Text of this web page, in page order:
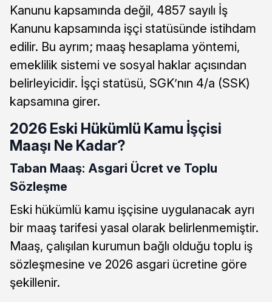
Kanunu kapsamında değil, 4857 sayılı İş
Kanunu kapsamında işçi statüsünde istihdam
edilir. Bu ayrım; maaş hesaplama yöntemi,
emeklilik sistemi ve sosyal haklar açısından
belirleyicidir. İşçi statüsü, SGK’nın 4/a (SSK)
kapsamına girer.
2026 Eski Hükümlü Kamu İşçisi
Maaşı Ne Kadar?
Taban Maaş: Asgari Ücret ve Toplu
Sözleşme
Eski hükümlü kamu işçisine uygulanacak ayrı
bir maaş tarifesi yasal olarak belirlenmemiştir.
Maaş, çalışılan kurumun bağlı olduğu toplu iş
sözleşmesine ve 2026 asgari ücretine göre
şekillenir.